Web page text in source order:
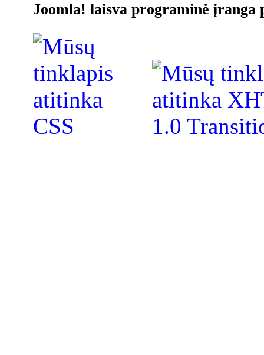
Joomla! laisva programinė įranga